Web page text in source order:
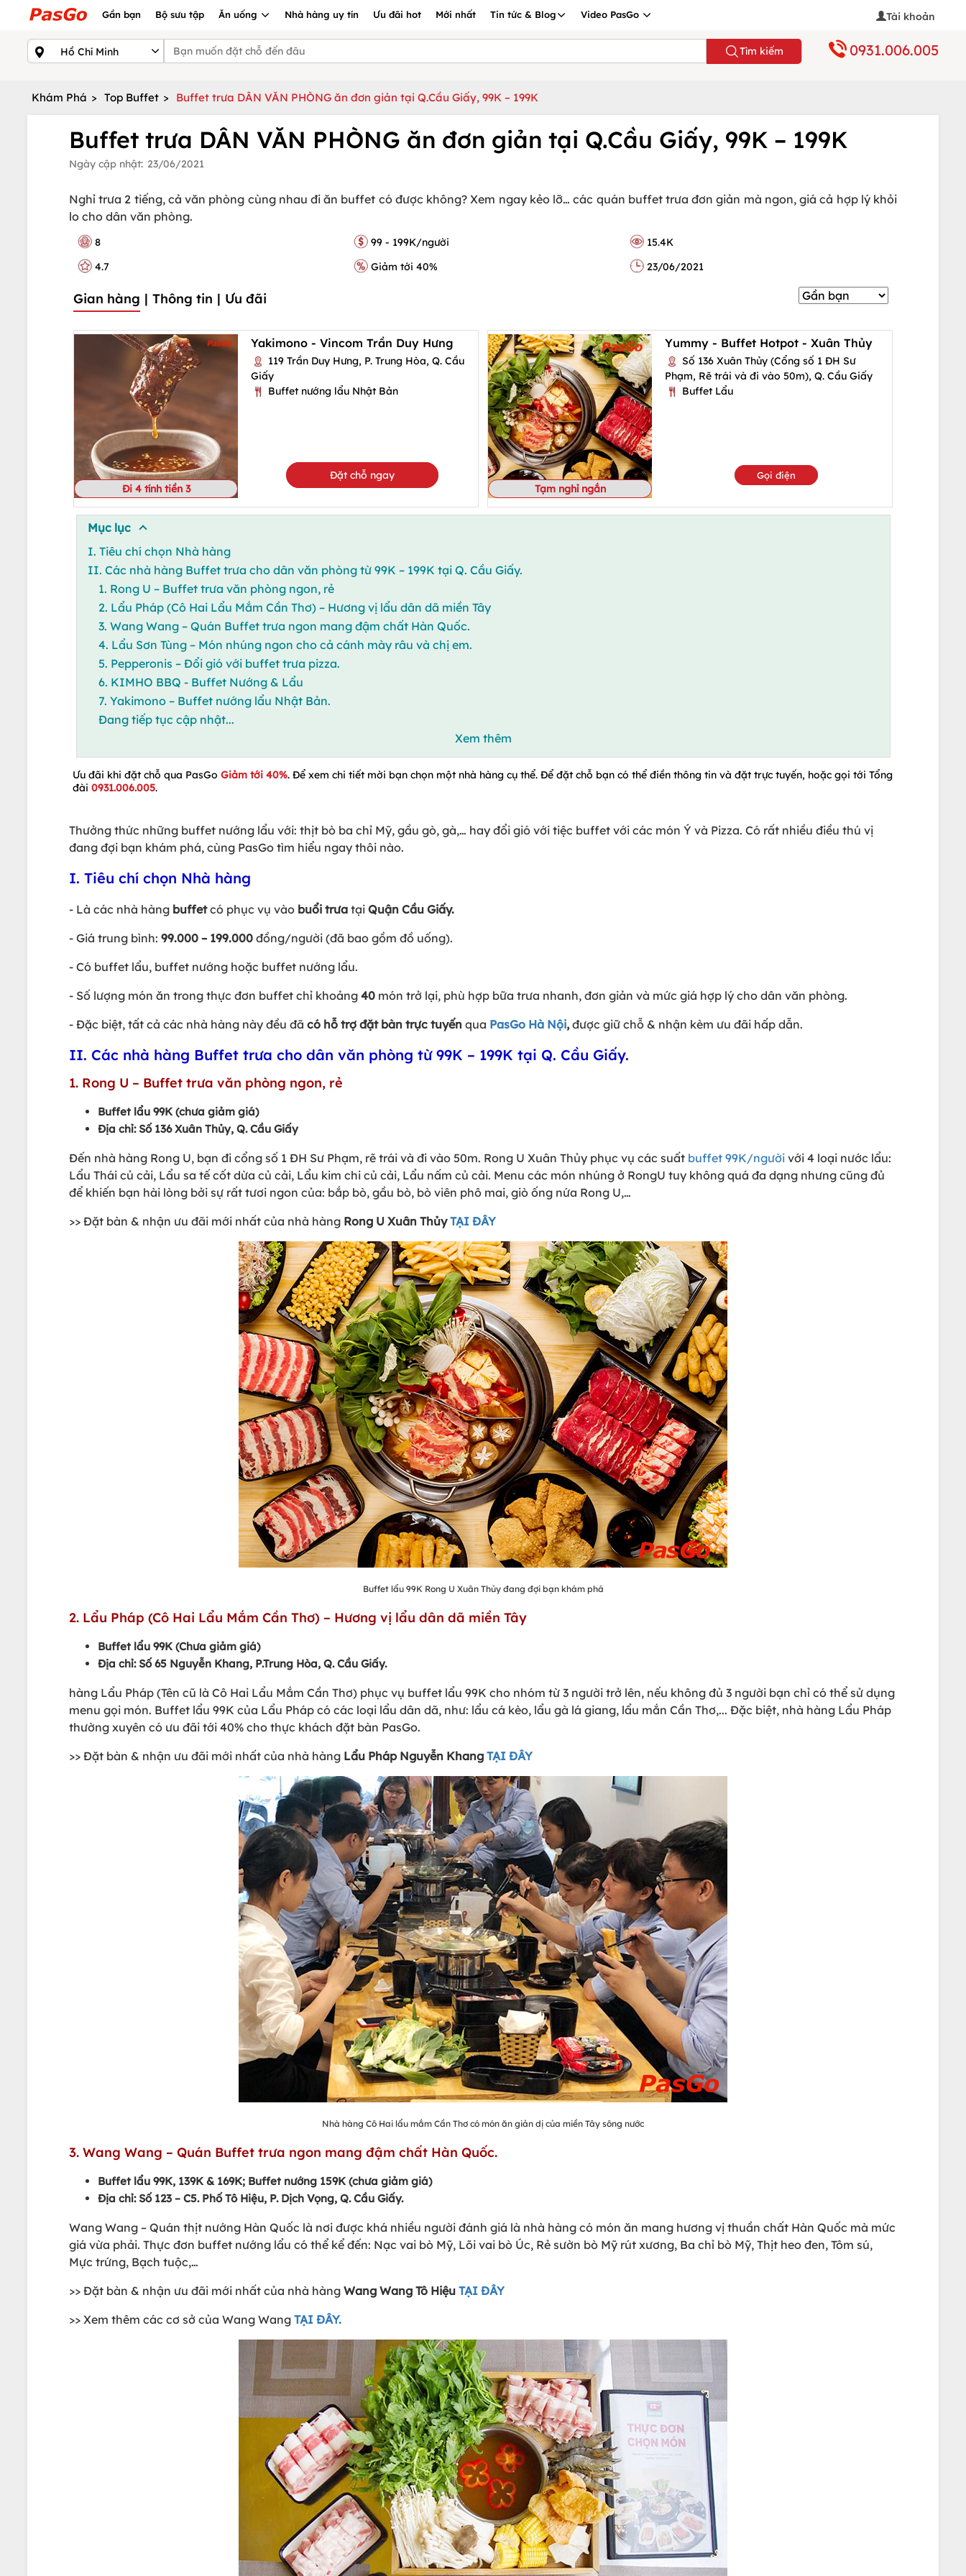
Gần bạn Bộ sưu tập Ăn uống Nhà hàng uy tín Ưu đãi hot Mới nhất Tin tức & Blog Video PasGo Tài khoản
Tìm kiếm 0931.006.005
Khám Phá > Top Buffet > Buffet trưa DÂN VĂN PHÒNG ăn đơn giản tại Q.Cầu Giấy, 99K – 199K
Buffet trưa DÂN VĂN PHÒNG ăn đơn giản tại Q.Cầu Giấy, 99K – 199K
Ngày cập nhật: 23/06/2021
Nghỉ trưa 2 tiếng, cả văn phòng cùng nhau đi ăn buffet có được không? Xem ngay kẻo lỡ… các quán buffet trưa đơn giản mà ngon, giá cả hợp lý khỏi
lo cho dân văn phòng.
8 99 - 199K/người
15.4K
4.7
Giảm tới 40% 23/06/2021
Gian hàng | Thông tin | Ưu đãi
Đi 4 tính tiền 3
Yakimono - Vincom Trần Duy Hưng
119 Trần Duy Hưng, P. Trung Hòa, Q. Cầu
Giấy
Buffet nướng lẩu Nhật Bản
Đặt chỗ ngay
Tạm nghỉ ngắn
Yummy - Buffet Hotpot - Xuân Thủy
Số 136 Xuân Thủy (Cổng số 1 ĐH Sư
Phạm, Rẽ trái và đi vào 50m), Q. Cầu Giấy
Buffet Lẩu
Gọi điện
Mục lục
I. Tiêu chí chọn Nhà hàng
II. Các nhà hàng Buffet trưa cho dân văn phòng từ 99K – 199K tại Q. Cầu Giấy.
1. Rong U – Buffet trưa văn phòng ngon, rẻ
2. Lẩu Pháp (Cô Hai Lẩu Mắm Cần Thơ) – Hương vị lẩu dân dã miền Tây
3. Wang Wang – Quán Buffet trưa ngon mang đậm chất Hàn Quốc.
4. Lẩu Sơn Tùng – Món nhúng ngon cho cả cánh mày râu và chị em.
5. Pepperonis – Đổi gió với buffet trưa pizza.
6. KIMHO BBQ - Buffet Nướng & Lẩu
7. Yakimono – Buffet nướng lẩu Nhật Bản.
Đang tiếp tục cập nhật...
Xem thêm
Ưu đãi khi đặt chỗ qua PasGo Giảm tới 40%. Để xem chi tiết mời bạn chọn một nhà hàng cụ thể. Để đặt chỗ bạn có thể điền thông tin và đặt trực tuyến, hoặc gọi tới Tổng
đài 0931.006.005.
Thưởng thức những buffet nướng lẩu với: thịt bò ba chỉ Mỹ, gầu gò, gà,… hay đổi gió với tiệc buffet với các món Ý và Pizza. Có rất nhiều điều thú vị
đang đợi bạn khám phá, cùng PasGo tìm hiểu ngay thôi nào.
I. Tiêu chí chọn Nhà hàng
- Là các nhà hàng buffetcó phục vụ vào buổi trưa tại Quận Cầu Giấy.
- Giá trung bình: 99.000 – 199.000 đồng/người (đã bao gồm đồ uống).
- Có buffet lẩu, buffet nướng hoặc buffet nướng lẩu.
- Số lượng món ăn trong thực đơn buffet chỉ khoảng 40 món trở lại, phù hợp bữa trưa nhanh, đơn giản và mức giá hợp lý cho dân văn phòng.
- Đặc biệt, tất cả các nhà hàng này đều đã có hỗ trợ đặt bàn trực tuyến qua PasGo Hà Nội,được giữ chỗ & nhận kèm ưu đãi hấp dẫn.
II. Các nhà hàng Buffet trưa cho dân văn phòng từ 99K – 199K tại Q. Cầu Giấy.
1. Rong U – Buffet trưa văn phòng ngon, rẻ
Buffet lẩu 99K (chưa giảm giá)
Địa chỉ: Số 136 Xuân Thủy, Q. Cầu Giấy
Đến nhà hàng Rong U, bạn đi cổng số 1 ĐH Sư Phạm, rẽ trái và đi vào 50m. Rong U Xuân Thủy phục vụ các suất buffet 99K/người với 4 loại nước lẩu:
Lẩu Thái củ cải, Lẩu sa tế cốt dừa củ cải, Lẩu kim chi củ cải, Lẩu nấm củ cải. Menu các món nhúng ở RongU tuy không quá đa dạng nhưng cũng đủ
để khiến bạn hài lòng bởi sự rất tươi ngon của: bắp bò, gầu bò, bò viên phô mai, giò ống nứa Rong U,…
>> Đặt bàn & nhận ưu đãi mới nhất của nhà hàng Rong U Xuân Thủy TẠI ĐÂY
Buffet lẩu 99K Rong U Xuân Thủy đang đợi bạn khám phá
2. Lẩu Pháp (Cô Hai Lẩu Mắm Cần Thơ) – Hương vị lẩu dân dã miền Tây
Buffet lẩu 99K (Chưa giảm giá)
Địa chỉ: Số 65 Nguyễn Khang, P.Trung Hòa, Q. Cầu Giấy.
hàng Lẩu Pháp (Tên cũ là Cô Hai Lẩu Mắm Cần Thơ) phục vụ buffet lẩu 99K cho nhóm từ 3 người trở lên, nếu không đủ 3 người bạn chỉ có thể sử dụng
menu gọi món. Buffet lẩu 99K của Lẩu Pháp có các loại lẩu dân dã, như: lẩu cá kèo, lẩu gà lá giang, lẩu mắn Cần Thơ,... Đặc biệt, nhà hàng Lẩu Pháp
thường xuyên có ưu đãi tới 40% cho thực khách đặt bàn PasGo.
>> Đặt bàn & nhận ưu đãi mới nhất của nhà hàng Lẩu Pháp Nguyễn Khang TẠI ĐÂY
Nhà hàng Cô Hai lẩu mắm Cần Thơ có món ăn giản dị của miền Tây sông nước
3. Wang Wang – Quán Buffet trưa ngon mang đậm chất Hàn Quốc.
Buffet lẩu 99K, 139K & 169K; Buffet nướng 159K (chưa giảm giá)
Địa chỉ: Số 123 – C5. Phố Tô Hiệu, P. Dịch Vọng, Q. Cầu Giấy.
Wang Wang – Quán thịt nướng Hàn Quốc là nơi được khá nhiều người đánh giá là nhà hàng có món ăn mang hương vị thuần chất Hàn Quốc mà mức
giá vừa phải. Thực đơn buffet nướng lẩu có thể kể đến: Nạc vai bò Mỹ, Lõi vai bò Úc, Rẻ sườn bò Mỹ rút xương, Ba chỉ bò Mỹ, Thịt heo đen, Tôm sú,
Mực trứng, Bạch tuộc,…
>> Đặt bàn & nhận ưu đãi mới nhất của nhà hàng Wang Wang Tô Hiệu TẠI ĐÂY
>> Xem thêm các cơ sở của Wang Wang TẠI ĐÂY.